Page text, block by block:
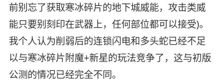
前别忘了获取寒冰碎片的地下城威能，攻击类威
能只要别刻印在武器上，任何部位都可以接受)。
我个人认为削弱后的连锁闪电和多头蛇已经不足
以与寒冰碎片附魔+新星的玩法竞争了，这与初版
公测的情况已经完全不同。